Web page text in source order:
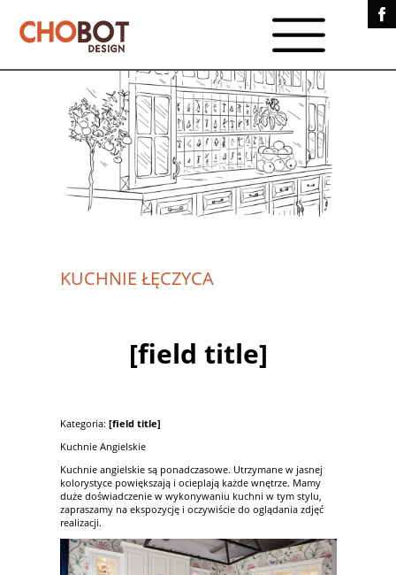
KUCHNIE ŁĘCZYCA
[field title]
Kategoria: [field title]
Kuchnie Angielskie
Kuchnie angielskie są ponadczasowe. Utrzymane w jasnej
kolorystyce powiększają i ocieplają każde wnętrze. Mamy
duże doświadczenie w wykonywaniu kuchni w tym stylu,
zapraszamy na ekspozycję i oczywiście do oglądania zdjęć
realizacji.